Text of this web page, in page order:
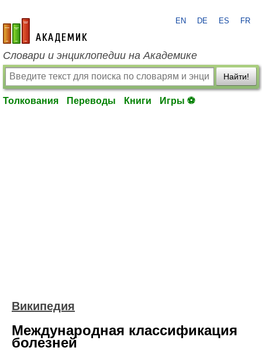
academic.ru
EN DE ES FR
Словари и энциклопедии на Академике
Найти!
Толкования Переводы Книги Игры ⚽
Википедия
Международная классификация
болезней